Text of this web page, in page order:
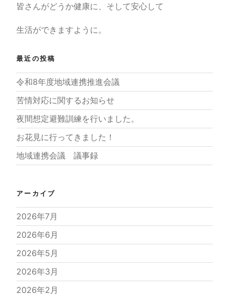
皆さんがどうか健康に、そして安心して
生活ができますように。
最近の投稿
令和8年度地域連携推進会議
苦情対応に関するお知らせ
夜間想定避難訓練を行いました。
お花見に行ってきました！
地域連携会議 議事録
アーカイブ
2026年7月
2026年6月
2026年5月
2026年3月
2026年2月